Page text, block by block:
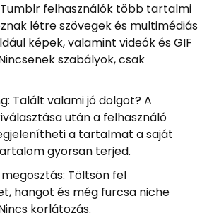
Tumblr felhasználók több tartalmi
létre szövegek és multimédiás
képek, valamint videók és GIF
szabályok, csak
Talált valami jó dolgot? A
után a felhasználó
a tartalmat a saját
gyorsan terjed.
Töltsön fel
hangot és még furcsa niche
korlátozás.